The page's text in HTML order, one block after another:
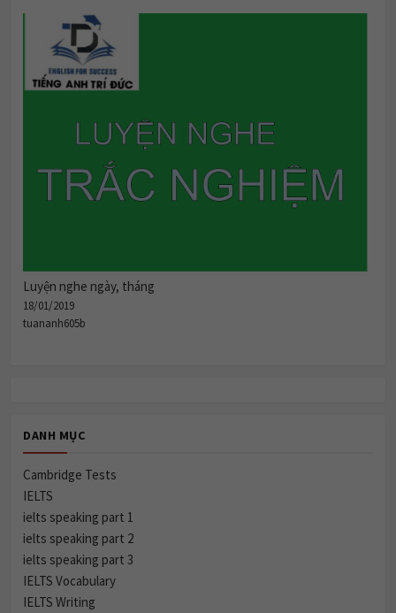
Luyện nghe ngày, tháng
18/01/2019
tuananh605b
DANH MỤC
Cambridge Tests
IELTS
ielts speaking part 1
ielts speaking part 2
ielts speaking part 3
IELTS Vocabulary
IELTS Writing